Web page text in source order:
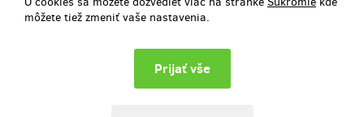
môžete tiež zmeniť vaše nastavenia.
Slouží nejen jakožidlička, ale i jako stupátko(např. místo učící
věže) nebostoleček.
Minimálně jedna židličkamusí být v kuchyni, děti prostě občas
potřebují taky pomáhat a maminka dosáhnout do té vrchní skříňky,